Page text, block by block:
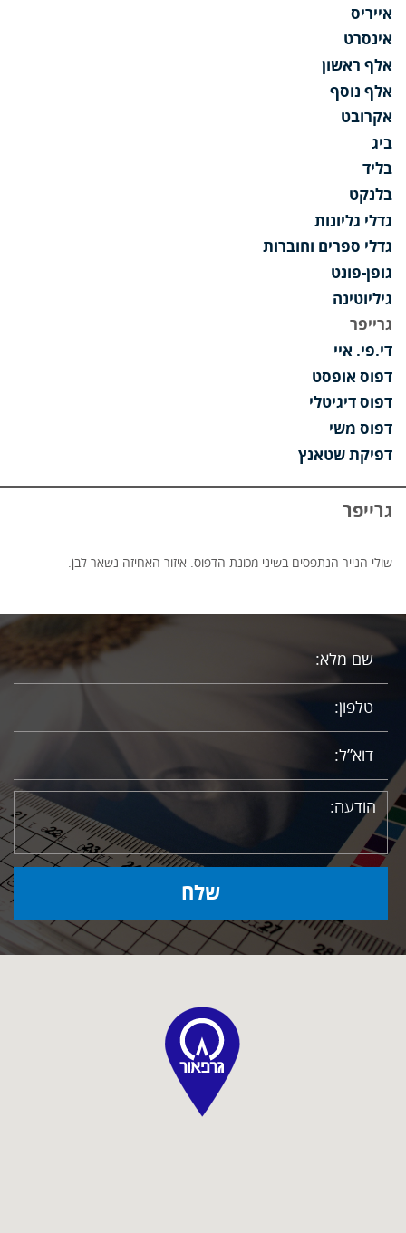
אייריס
אינסרט
אלף ראשון
אלף נוסף
אקרובט
ביג
בליד
בלנקט
גדלי גליונות
גדלי ספרים וחוברות
גופן-פונט
גיליוטינה
גרייפר
די.פי. איי
דפוס אופסט
דפוס דיגיטלי
דפוס משי
דפיקת שטאנץ
גרייפר
שולי הנייר הנתפסים בשיני מכונת הדפוס. איזור האחיזה נשאר לבן.